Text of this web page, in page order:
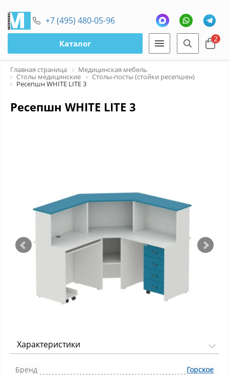
+7 (495) 480-05-96
Каталог 2
Главная страница Медицинская мебель
Столы медицинские Столы-посты (стойки ресепшен)
Ресепшн WHITE LITE 3
Ресепшн WHITE LITE 3
Характеристики
Бренд
Горское